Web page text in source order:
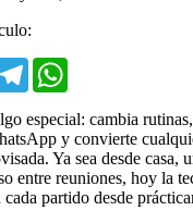
Telegram
especial: cambia
y convierte
Ya sea desde casa,
entre reuniones, hoy la
partido desde